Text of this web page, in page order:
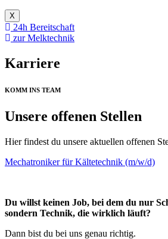
X
24h Bereitschaft
zur Melktechnik
Karriere
KOMM INS TEAM
Unsere offenen Stellen
Hier findest du unsere aktuellen offenen
Mechatroniker für Kältetechnik (m/w/d)
Du willst keinen Job, bei dem du nur
sondern Technik, die wirklich läuft?
Dann bist du bei uns genau richtig.